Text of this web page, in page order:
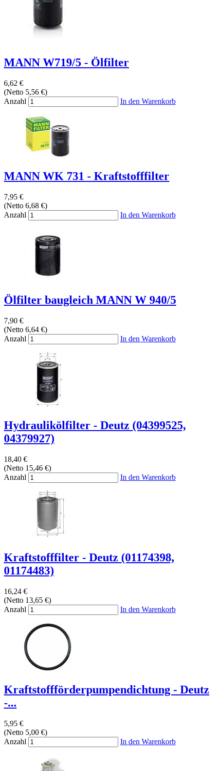
MANN W719/5 - Ölfilter
6,62 €
(Netto 5,56 €)
Anzahl
In den Warenkorb
MANN WK 731 - Kraftstofffilter
7,95 €
(Netto 6,68 €)
Anzahl
In den Warenkorb
Ölfilter baugleich MANN W 940/5
7,90 €
(Netto 6,64 €)
Anzahl
In den Warenkorb
Hydraulikölfilter - Deutz (04399525,
04379927)
18,40 €
(Netto 15,46 €)
Anzahl
In den Warenkorb
Kraftstofffilter - Deutz (01174398,
01174483)
16,24 €
(Netto 13,65 €)
Anzahl
In den Warenkorb
Kraftstoffförderpumpendichtung - Deutz
-...
5,95 €
(Netto 5,00 €)
Anzahl
In den Warenkorb